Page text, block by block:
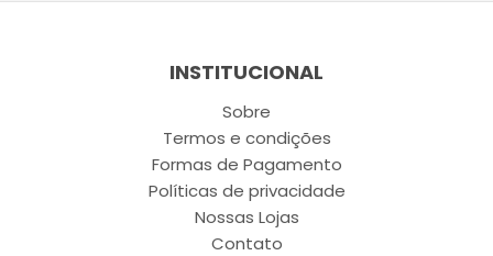
INSTITUCIONAL
Sobre
Termos e condições
Formas de Pagamento
Políticas de privacidade
Nossas Lojas
Contato